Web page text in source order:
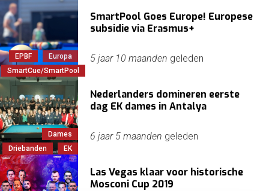
EPBF
Europa
SmartCue/SmartPool
SmartPool Goes Europe! Europese
subsidie via Erasmus+
5 jaar 10 maanden geleden
Dames
Driebanden
EK
Nederlanders domineren eerste
dag EK dames in Antalya
6 jaar 5 maanden geleden
Las Vegas klaar voor historische
Mosconi Cup 2019